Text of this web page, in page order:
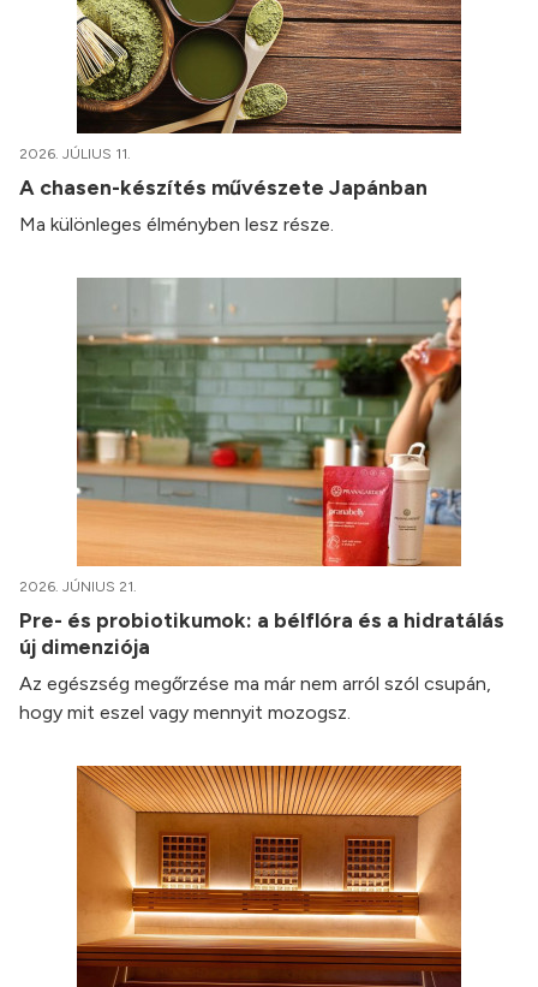
2026. JÚLIUS 11.
A chasen-készítés művészete Japánban
Ma különleges élményben lesz része.
2026. JÚNIUS 21.
Pre- és probiotikumok: a bélflóra és a hidratálás
új dimenziója
Az egészség megőrzése ma már nem arról szól csupán,
hogy mit eszel vagy mennyit mozogsz.